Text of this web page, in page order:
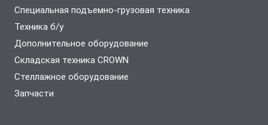
Специальная подъемно-грузовая техника
Техника б/у
Дополнительное оборудование
Складская техника CROWN
Стеллажное оборудование
Запчасти